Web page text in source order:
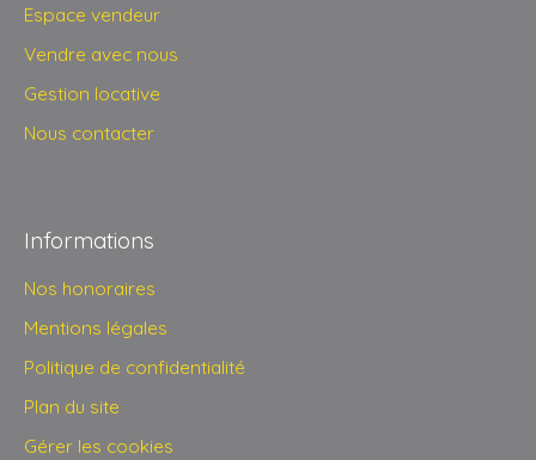
Espace vendeur
Vendre avec nous
Gestion locative
Nous contacter
Informations
Nos honoraires
Mentions légales
Politique de confidentialité
Plan du site
Gérer les cookies